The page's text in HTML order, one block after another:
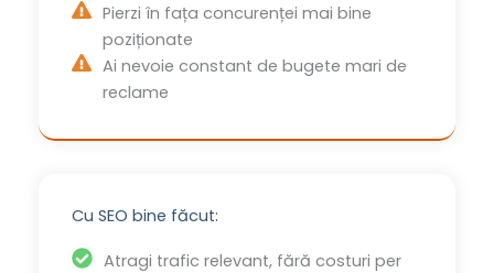
Pierzi în fața concurenței mai bine
poziționate
Ai nevoie constant de bugete mari de
reclame
Cu SEO bine făcut:
Atragi trafic relevant, fără costuri per